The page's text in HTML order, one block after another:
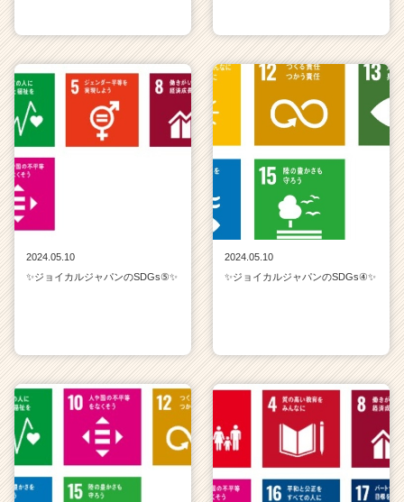
2024.05.10
✨ジョイカルジャパンのSDGs⑤✨
2024.05.10
✨ジョイカルジャパンのSDGs④✨